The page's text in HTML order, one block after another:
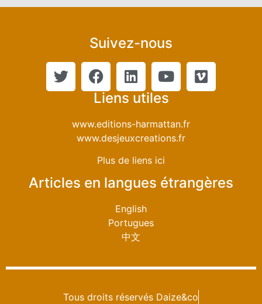
Suivez-nous
Liens utiles
www.editions-harmattan.fr
www.desjeuxcreations.fr
Plus de liens ici
Articles en langues étrangères
English
Portugues
中文
Tous droits réservés Daize&co